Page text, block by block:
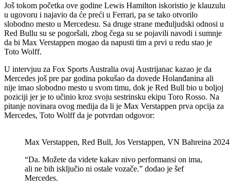
Još tokom početka ove godine Lewis Hamilton iskoristio je klauzulu
u ugovoru i najavio da će preći u Ferrari, pa se tako otvorilo
slobodno mesto u Mercedesu. Sa druge strane međuljudski odnosi u
Red Bullu su se pogoršali, zbog čega su se pojavili navodi i sumnje
da bi Max Verstappen mogao da napusti tim a prvi u redu stao je
Toto Wolff.
U intervjuu za Fox Sports Australia ovaj Austrijanac kazao je da
Mercedes još pre par godina pokušao da dovede Holanđanina ali
nije imao slobodno mesto u svom timu, dok je Red Bull bio u boljoj
poziciji jer je to učinio kroz svoju sestrinsku ekipu Toro Rosso. Na
pitanje novinara ovog medija da li je Max Verstappen prva opcija za
Mercedes, Toto Wolff da je potvrdan odgovor:
Max Verstappen, Red Bull, Jos Verstappen, VN Bahreina
“Da. Možete da videte kakav nivo performansi on ima,
ali ne bih isključio ni ostale vozače.” dodao je šef
Mercedes.